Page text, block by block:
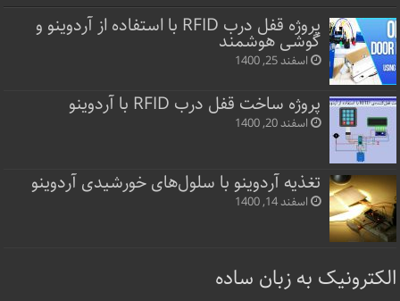
پروژه قفل‌ درب RFID با استفاده از آردوینو و
گوشی هوشمند
اسفند 25, 1400
پروژه ساخت قفل‌ درب RFID با آردوینو
اسفند 20, 1400
تغذیه آردوینو با سلول‌های خورشیدی آردوینو
اسفند 14, 1400
الکترونیک به زبان ساده